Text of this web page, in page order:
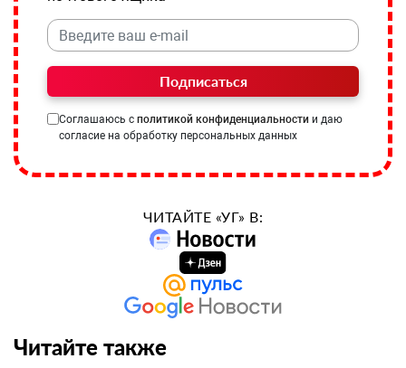
Подписаться
Соглашаюсь с политикой конфиденциальности и даю
согласие на обработку персональных данных
ЧИТАЙТЕ «УГ» В:
Читайте также